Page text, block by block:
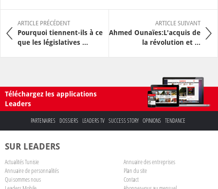
ARTICLE PRÉCÉDENT
Pourquoi tiennent-ils à ce
que les législatives ...
ARTICLE SUIVANT
Ahmed Ounaïes:L'acquis de
la révolution et ...
Téléchargez les applications
Leaders
PARTENAIRES DOSSIERS LEADERS TV SUCCESS STORY OPINIONS TENDANCE
SUR LEADERS
Actualités Tunisie
Annuaire des entreprises
Annuaire de personnalités
Plan du site
Qui sommes nous
Contact